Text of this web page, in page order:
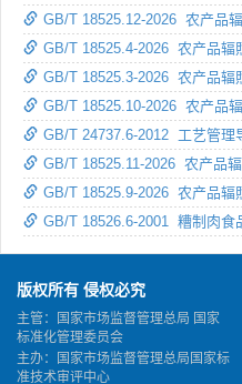
GB/T 18525.12-2026 农产品
GB/T 18525.4-2026 农产品辐
GB/T 18525.3-2026 农产品辐
GB/T 18525.10-2026 农产品
GB/T 24737.6-2012 工艺管理
GB/T 18525.11-2026 农产品
GB/T 18525.9-2026 农产品辐
GB/T 18526.6-2001 糟制肉食
版权所有 侵权必究
主管：国家市场监督管理总局 国家
标准化管理委员会
主办：国家市场监督管理总局国家标
准技术审评中心